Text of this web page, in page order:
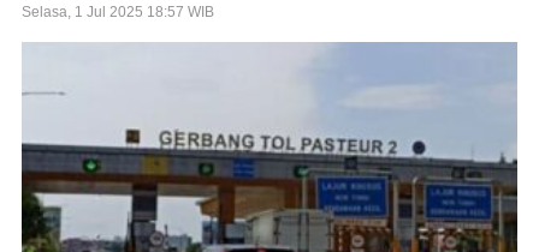
Selasa, 1 Jul 2025 18:57 WIB